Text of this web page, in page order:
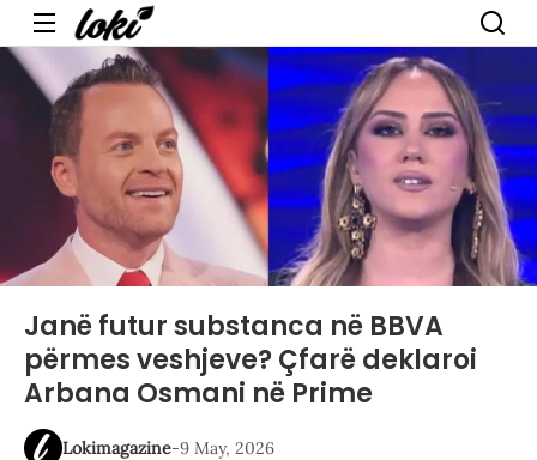
Menu
Janë futur substanca në BBVA
përmes veshjeve? Çfarë deklaroi
Arbana Osmani në Prime
Lokimagazine-9 May, 2026